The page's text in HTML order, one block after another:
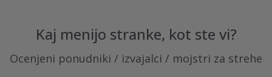
Kaj menijo stranke, kot ste vi?
Ocenjeni ponudniki / izvajalci / mojstri za strehe